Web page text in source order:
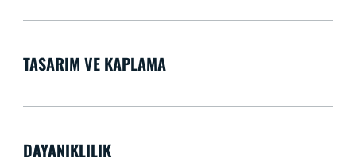
TASARIM VE KAPLAMA
DAYANIKLILIK